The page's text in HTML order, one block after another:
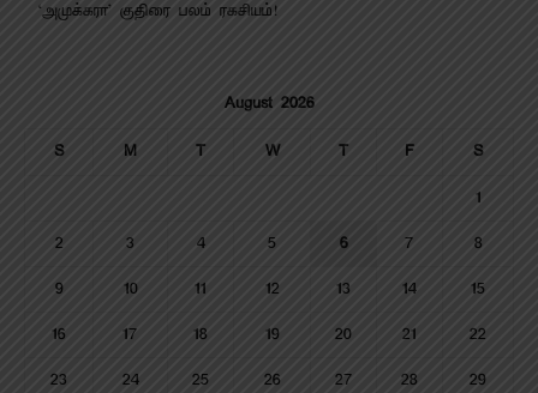
‘அமுக்கரா’ குதிரை பலம் ரகசியம்!
August 2026
S M T W T F S
1
2 3 4 5 6 7 8
9 10 11 12 13 14 15
16 17 18 19 20 21 22
23 24 25 26 27 28 29